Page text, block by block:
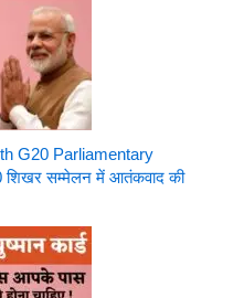
G20 Parliamentary
शिखर सम्मेलन में आतंकवाद की